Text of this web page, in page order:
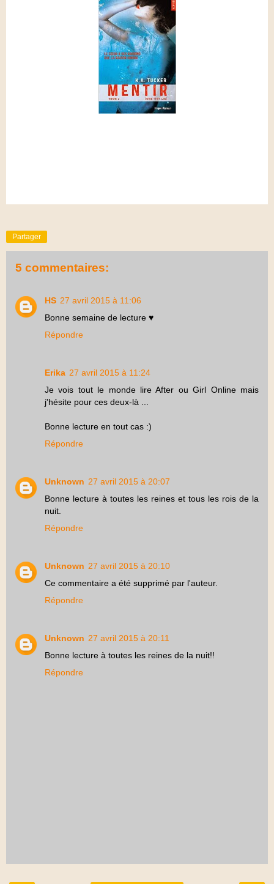
Partager
5 commentaires:
HS 27 avril 2015 à 11:06
Bonne semaine de lecture ♥
Répondre
Erika 27 avril 2015 à 11:24
Je vois tout le monde lire After ou Girl Online mais
j'hésite pour ces deux-là ...
Bonne lecture en tout cas :)
Répondre
Unknown 27 avril 2015 à 20:07
Bonne lecture à toutes les reines et tous les rois de la
nuit.
Répondre
Unknown 27 avril 2015 à 20:10
Ce commentaire a été supprimé par l'auteur.
Répondre
Unknown 27 avril 2015 à 20:11
Bonne lecture à toutes les reines de la nuit!!
Répondre